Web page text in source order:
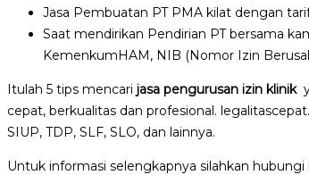
Jasa Pembuatan PT PMA kilat dengan
Saat mendirikan Pendirian PT bersama
KemenkumHAM, NIB (Nomor Izin
Itulah 5 tips mencari jasa pengurusan izin klinik
cepat, berkualitas dan profesional.
SIUP, TDP, SLF, SLO, dan lainnya.
Untuk informasi selengkapnya silahkan hubungi